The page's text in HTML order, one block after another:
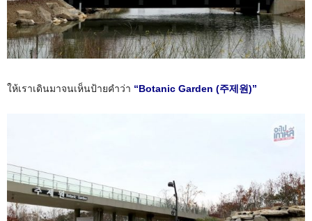
ให้เราเดินมาจนเห็นป้ายคำว่า “Botanic Garden (주제원)”